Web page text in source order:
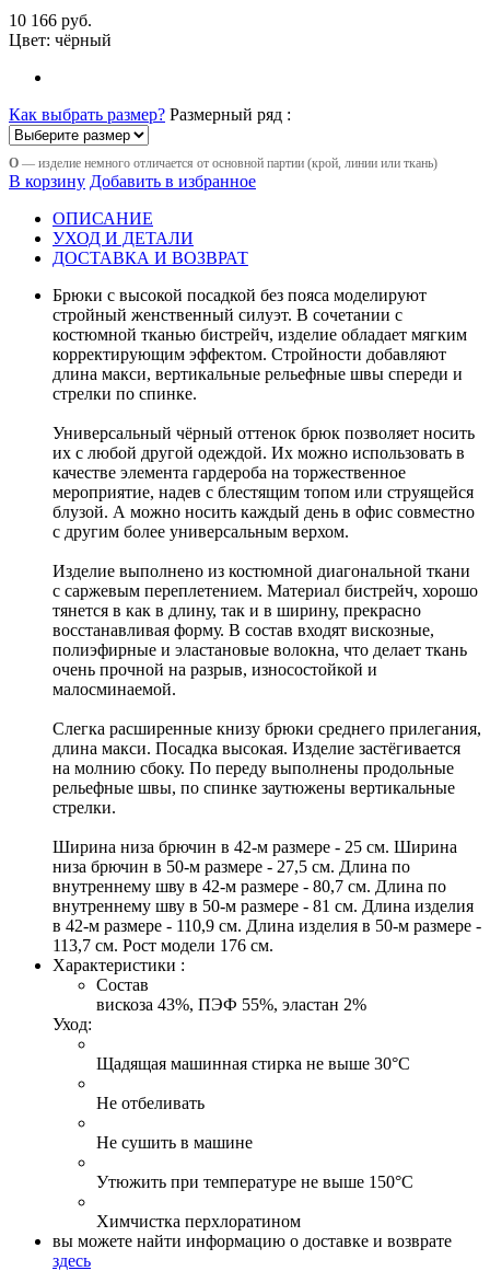
10 166 руб.
Цвет: чёрный
Как выбрать размер? Размерный ряд :
О — изделие немного отличается от основной партии (крой, линии или ткань)
В корзину Добавить в избранное
ОПИСАНИЕ
УХОД И ДЕТАЛИ
ДОСТАВКА И ВОЗВРАТ
Брюки с высокой посадкой без пояса моделируют
стройный женственный силуэт. В сочетании с
костюмной тканью бистрейч, изделие обладает мягким
корректирующим эффектом. Стройности добавляют
длина макси, вертикальные рельефные швы спереди и
стрелки по спинке.
Универсальный чёрный оттенок брюк позволяет носить
их с любой другой одеждой. Их можно использовать в
качестве элемента гардероба на торжественное
мероприятие, надев с блестящим топом или струящейся
блузой. А можно носить каждый день в офис совместно
с другим более универсальным верхом.
Изделие выполнено из костюмной диагональной ткани
с саржевым переплетением. Материал бистрейч, хорошо
тянется в как в длину, так и в ширину, прекрасно
восстанавливая форму. В состав входят вискозные,
полиэфирные и эластановые волокна, что делает ткань
очень прочной на разрыв, износостойкой и
малосминаемой.
Слегка расширенные книзу брюки среднего прилегания,
длина макси. Посадка высокая. Изделие застёгивается
на молнию сбоку. По переду выполнены продольные
рельефные швы, по спинке заутюжены вертикальные
стрелки.
Ширина низа брючин в 42-м размере - 25 см. Ширина
низа брючин в 50-м размере - 27,5 см. Длина по
внутреннему шву в 42-м размере - 80,7 см. Длина по
внутреннему шву в 50-м размере - 81 см. Длина изделия
в 42-м размере - 110,9 см. Длина изделия в 50-м размере -
113,7 см. Рост модели 176 см.
Характеристики :
Состав
вискоза 43%, ПЭФ 55%, эластан 2%
Уход:
Щадящая машинная стирка не выше 30°С
Не отбеливать
Не сушить в машине
Утюжить при температуре не выше 150°С
Химчистка перхлоратином
вы можете найти информацию о доставке и возврате
здесь